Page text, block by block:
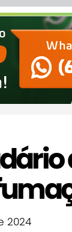
2024